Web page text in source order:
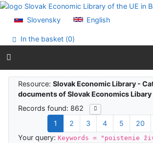
Go to content
Accessibility declaration
Slovensky English
In the basket (0)
Search results
Resource:Slovak Economic Library -
documents of Slovak Economics Libary
Records found: 862
1
2 3 4 5 20
Your query:Keywords = "poistenie